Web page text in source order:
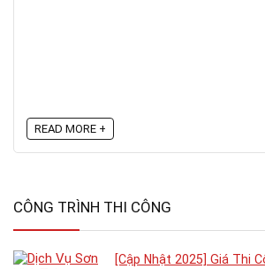
READ MORE +
CÔNG TRÌNH THI CÔNG
[Cập Nhật 2025] Giá Thi